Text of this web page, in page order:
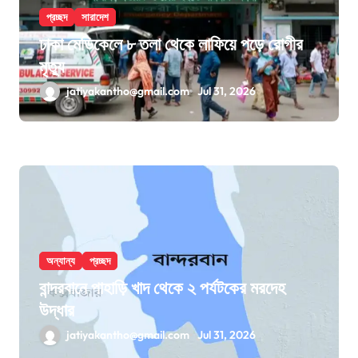
প্রচ্ছদ সারাদেশ
ঢাকা মেডিকেলে ৮ তলা থেকে লাফিয়ে পড়ে রোগীর
মৃত্যু
jatiyakantho@gmail.com Jul 31, 2026
অন্যান্য প্রচ্ছদ
বান্দরবানে পাহাড়ি খাদ থেকে ২ পর্যটকের মরদেহ
উদ্ধার
jatiyakantho@gmail.com Jul 31, 2026